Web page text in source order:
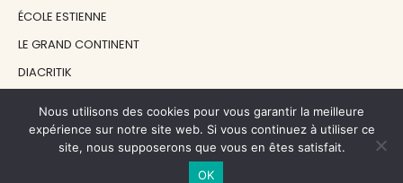
ÉCOLE ESTIENNE
LE GRAND CONTINENT
DIACRITIK
NOS SOUTIENS
Nous utilisons des cookies pour vous garantir la meilleure
expérience sur notre site web. Si vous continuez à utiliser ce
site, nous supposerons que vous en êtes satisfait.
OK